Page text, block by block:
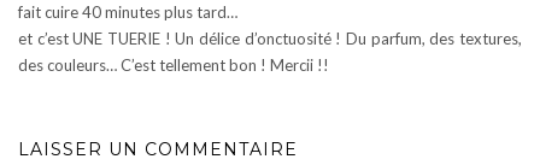
fait cuire 40 minutes plus tard…
et c’est UNE TUERIE ! Un délice d’onctuosité ! Du parfum, des textures,
des couleurs… C’est tellement bon ! Mercii !!
LAISSER UN COMMENTAIRE